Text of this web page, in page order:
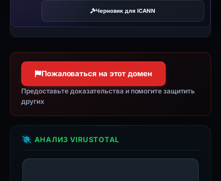
Черновик для ICANN
Пожаловаться на этот домен
Предоставьте доказательства и помогите защитить
других
АНАЛИЗ VIRUSTOTAL